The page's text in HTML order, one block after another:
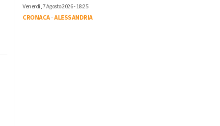
Venerdì, 7 Agosto 2026 - 18:25
CRONACA-ALESSANDRIA